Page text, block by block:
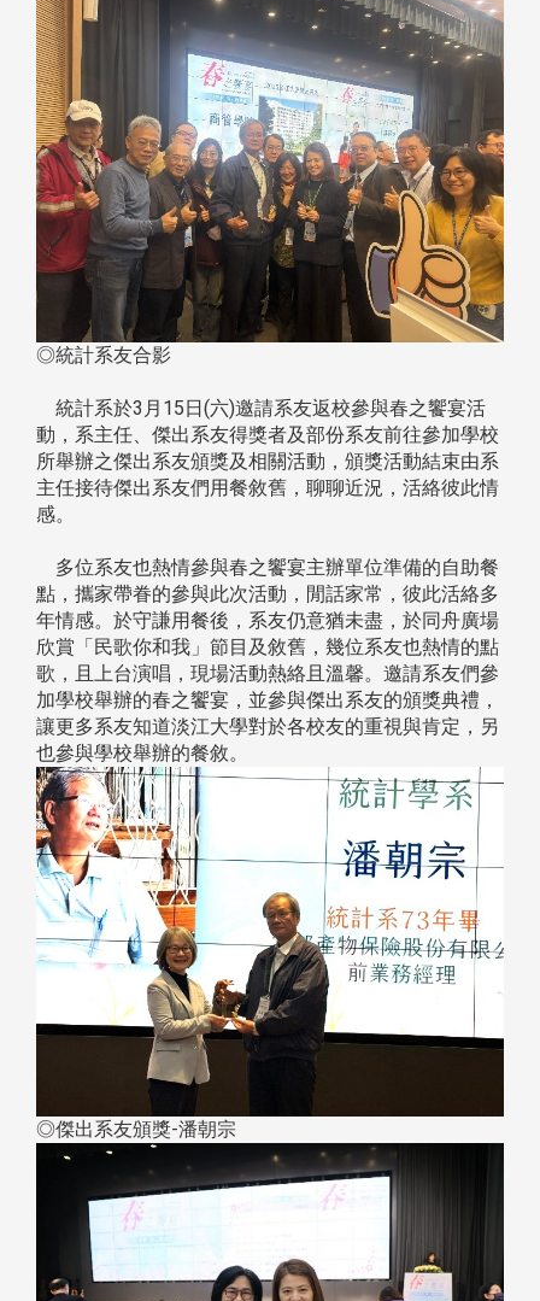
◎統計系友合影
統計系於3月15日(六)邀請系友返校參與春之饗宴活
動，系主任、傑出系友得獎者及部份系友前往參加學校
所舉辦之傑出系友頒獎及相關活動，頒獎活動結束由系
主任接待傑出系友們用餐敘舊，聊聊近況，活絡彼此情
感。
多位系友也熱情參與春之饗宴主辦單位準備的自助餐
點，攜家帶眷的參與此次活動，閒話家常，彼此活絡多
年情感。於守謙用餐後，系友仍意猶未盡，於同舟廣場
欣賞「民歌你和我」節目及敘舊，幾位系友也熱情的點
歌，且上台演唱，現場活動熱絡且溫馨。邀請系友們參
加學校舉辦的春之饗宴，並參與傑出系友的頒獎典禮，
讓更多系友知道淡江大學對於各校友的重視與肯定，另
也參與學校舉辦的餐敘。
◎傑出系友頒獎-潘朝宗